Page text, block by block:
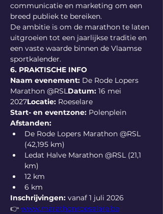
communicatie en marketing om een
breed publiek te bereiken.
De ambitie is om de marathon te laten
uitgroeien tot een jaarlijkse traditie en
een vaste waarde binnen de Vlaamse
sportkalender.
6. PRAKTISCHE INFO
Naam evenement: De Rode Lopers
Marathon @RSLDatum: 16 mei
2027Locatie: Roeselare
Start- en eventzone: Polenplein
Afstanden:
De Rode Lopers Marathon @RSL
(42,195 km)
Ledat Halve Marathon @RSL (21,1
km)
12 km
6 km
Inschrijvingen: vanaf 1 juli 2026
👉 www.marathonroeselare.be